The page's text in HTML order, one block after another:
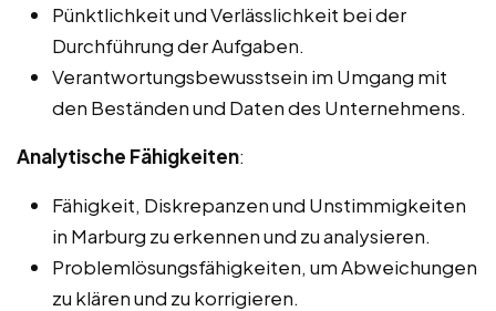
Pünktlichkeit und Verlässlichkeit bei der
Durchführung der Aufgaben.
Verantwortungsbewusstsein im Umgang mit
den Beständen und Daten des Unternehmens.
Analytische Fähigkeiten:
Fähigkeit, Diskrepanzen und Unstimmigkeiten
in Marburg zu erkennen und zu analysieren.
Problemlösungsfähigkeiten, um Abweichungen
zu klären und zu korrigieren.